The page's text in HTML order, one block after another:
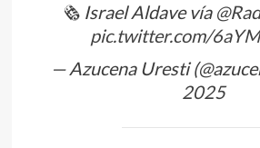
🗞️ Israel Aldave vía
pic.twitter.com/
— Azucena Uresti
2025